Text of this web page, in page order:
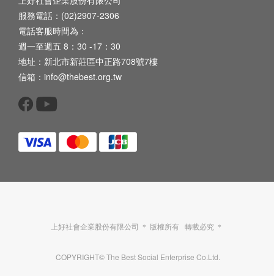
服務電話：(02)2907-2306
電話客服時間為：
週一至週五 8：30 -17：30
地址：新北市新莊區中正路708號7樓
信箱：info@thebest.org.tw
上好社會企業股份有限公司 ＊ 版權所有 轉載必究 ＊
COPYRIGHT© The Best Social Enterprise Co.Ltd.